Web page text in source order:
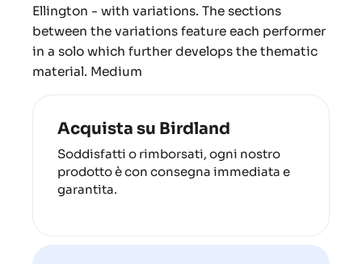
Ellington - with variations. The sections
between the variations feature each performer
in a solo which further develops the thematic
material. Medium
Acquista su Birdland
Soddisfatti o rimborsati, ogni nostro
prodotto è con consegna immediata e
garantita.